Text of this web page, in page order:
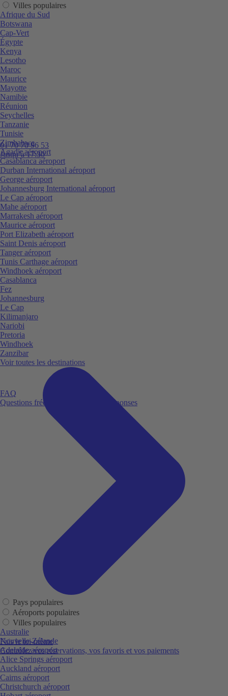
01 70 70 96 53
Jusqu’à 17:30
FAQ
Questions fréquemment posées et réponses
Fais le toi-même
Contrôlez vos réservations, vos favoris et vos paiements
Villes populaires
Afrique du Sud
Botswana
Cap-Vert
Égypte
Kenya
Lesotho
Maroc
Maurice
Mayotte
Namibie
Réunion
Seychelles
Tanzanie
Tunisie
Zimbabwe
Agadir aéroport
Casablanca aéroport
Durban International aéroport
George aéroport
Johannesburg International aéroport
Le Cap aéroport
Mahe aéroport
Marrakesh aéroport
Maurice aéroport
Port Elizabeth aéroport
Saint Denis aéroport
Tanger aéroport
Tunis Carthage aéroport
Windhoek aéroport
Casablanca
Fez
Johannesburg
Le Cap
Kilimanjaro
Nariobi
Pretoria
Windhoek
Zanzibar
Voir toutes les destinations
Pays populaires
Aéroports populaires
Villes populaires
Australie
Nouvelle-Zélande
Adelaide aéroport
Alice Springs aéroport
Auckland aéroport
Cairns aéroport
Christchurch aéroport